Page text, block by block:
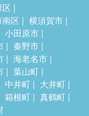
区
横須賀市
小田原市
秦野市
海老名市
葉山町
中井町
大井町
箱根町
真鶴町